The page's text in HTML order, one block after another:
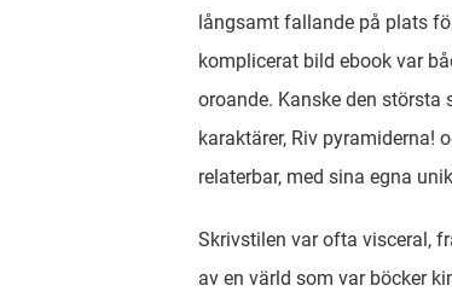
långsamt fallande på plats
komplicerat bild ebook var
oroande. Kanske den största
karaktärer, Riv pyramiderna!
relaterbar, med sina egna
Skrivstilen var ofta visceral,
av en värld som var böcker